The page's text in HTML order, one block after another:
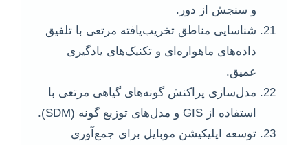
و سنجش از دور.
شناسایی مناطق تخریب‌یافته مرتعی با تلفیق
داده‌های ماهواره‌ای و تکنیک‌های یادگیری
عمیق.
مدل‌سازی پراکنش گونه‌های گیاهی مرتعی با
استفاده از GIS و مدل‌های توزیع گونه (SDM).
توسعه اپلیکیشن موبایل برای جمع‌آوری